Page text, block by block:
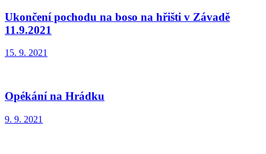
Ukončení pochodu na boso na hřišti v Závadě
11.9.2021
15. 9. 2021
Opékání na Hrádku
9. 9. 2021